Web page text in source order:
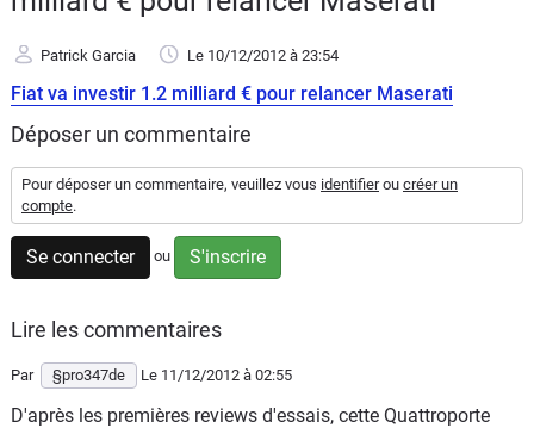
d'achat
Electriques
Utilitaires
Flottes
Auto
Services
Forum
Patrick Garcia Le 10/12/2012 à 23:54
Fiat va investir 1.2 milliard € pour relancer Maserati
Déposer un commentaire
Pour déposer un commentaire, veuillez vous identifierou créer un
compte.
Se connecter ou S'inscrire
Lire les commentaires
Par §pro347de Le 11/12/2012 à 02:55
D'après les premières reviews d'essais, cette Quattroporte